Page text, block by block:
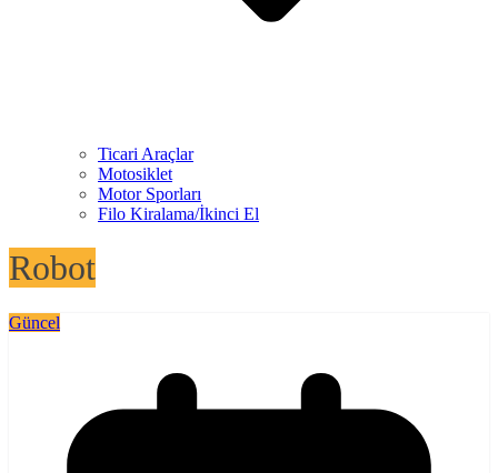
Ticari Araçlar
Motosiklet
Motor Sporları
Filo Kiralama/İkinci El
Robot
Güncel